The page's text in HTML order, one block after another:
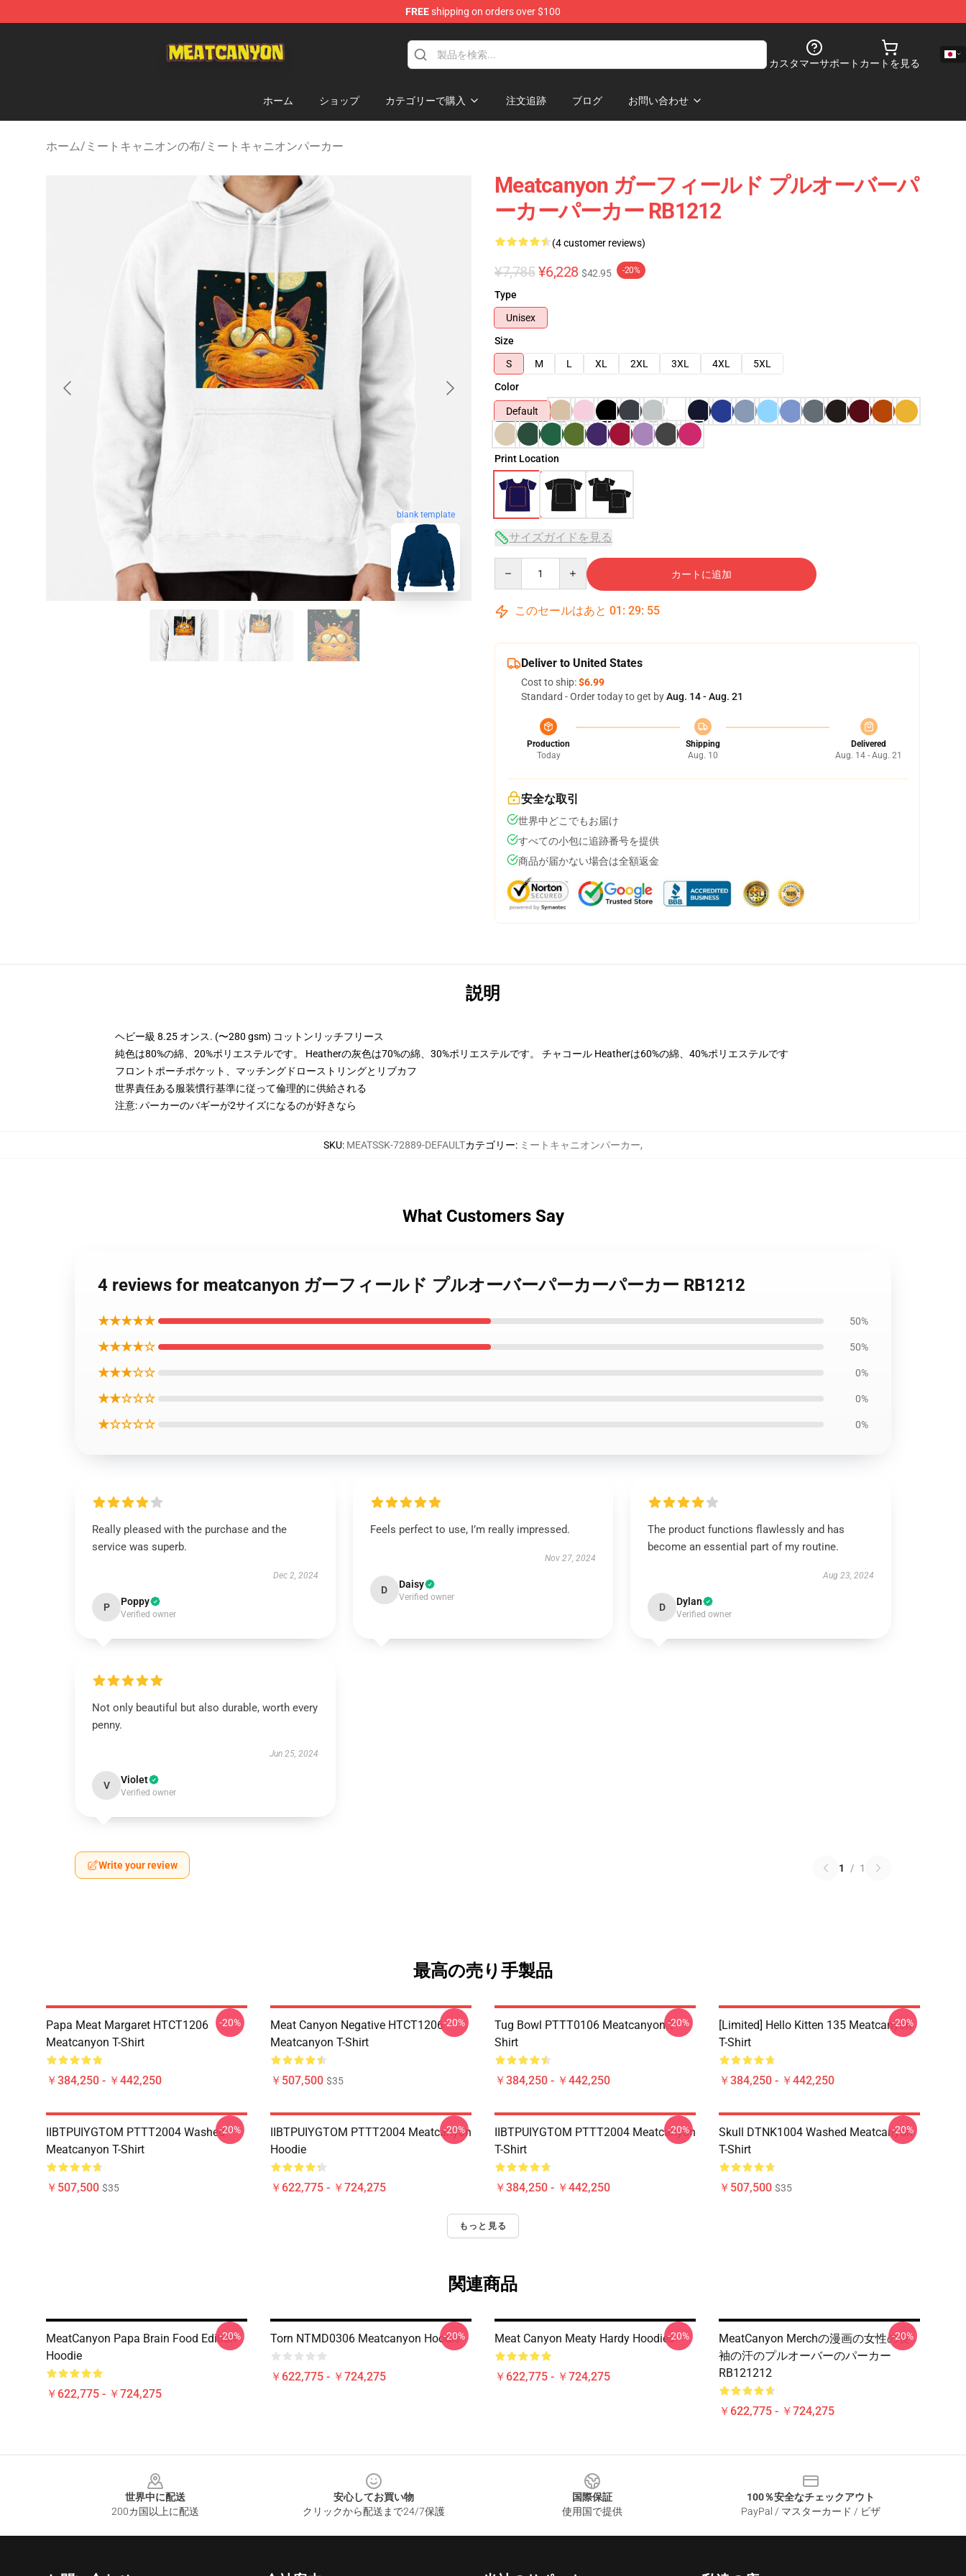
FREEshipping on orders over $100
カスタマーサポート カートを見る
ホーム ショップ カテゴリーで購入 注文追跡 ブログ お問い合わせ
ホーム/ ミートキャニオンの布/ ミートキャニオンパーカー
blank template
Meatcanyon ガーフィールド プルオーバーパ
ーカーパーカー RB1212
(4 customer reviews)
¥7,785 ¥6,228 $42.95 -20%
Type
Unisex
Size
S
M L XL 2XL 3XL 4XL
5XL
Color
Default
Print Location
サイズガイドを見る
カートに追加
このセールはあと 01 : 29: 54
Deliver to United States
Cost to ship:$6.99
Standard - Order today to get byAug. 14 - Aug. 21
Production
Today
Shipping
Aug. 10
Delivered
Aug. 14 - Aug. 21
安全な取引
世界中どこでもお届け
すべての小包に追跡番号を提供
商品が届かない場合は全額返金
説明
ヘビー級 8.25 オンス. (〜280 gsm) コットンリッチフリース
純色は80%の綿、20%ポリエステルです。 Heatherの灰色は70%の綿、30%ポリエステルです。 チャコール Heatherは60%の綿、40%ポリエステルです
フロントポーチポケット、マッチングドローストリングとリブカフ
世界責任ある服装慣行基準に従って倫理的に供給される
注意: パーカーのバギーが2サイズになるのが好きなら
SKU: MEATSSK-72889-DEFAULTカテゴリー: ミートキャニオンパーカー,
What Customers Say
4 reviews for meatcanyon ガーフィールド プルオーバーパーカーパーカー RB1212
★★★★★ 50%
★★★★☆ 50%
★★★☆☆ 0%
★★☆☆☆ 0%
★☆☆☆☆ 0%
Really pleased with the purchase and the
service was superb.
Dec 2, 2024
P Poppy
Verified owner
Feels perfect to use, I’m really impressed.
Nov 27, 2024
D Daisy
Verified owner
The product functions flawlessly and has
become an essential part of my routine.
Aug 23, 2024
D Dylan
Verified owner
Not only beautiful but also durable, worth every
penny.
Jun 25, 2024
V Violet
Verified owner
Write your review 1 / 1
最高の売り手製品
Papa Meat Margaret HTCT1206
Meatcanyon T-Shirt
￥384,250 - ￥442,250
-20%
Meat Canyon Negative HTCT1206
Meatcanyon T-Shirt
￥507,500 $35
-20%
Tug Bowl PTTT0106 Meatcanyon T-
Shirt
￥384,250 - ￥442,250
-20%
[Limited] Hello Kitten 135 Meatcanyon
T-Shirt
￥384,250 - ￥442,250
-20%
IIBTPUIYGTOM PTTT2004 Washed
Meatcanyon T-Shirt
￥507,500 $35
-20%
IIBTPUIYGTOM PTTT2004 Meatcanyon
Hoodie
￥622,775 - ￥724,275
-20%
IIBTPUIYGTOM PTTT2004 Meatcanyon
T-Shirt
￥384,250 - ￥442,250
-20%
Skull DTNK1004 Washed Meatcanyon
T-Shirt
￥507,500 $35
-20%
もっと見る
関連商品
MeatCanyon Papa Brain Food Edition
Hoodie
￥622,775 - ￥724,275
-20% Torn NTMD0306 Meatcanyon Hoodie
￥622,775 - ￥724,275
-20% Meat Canyon Meaty Hardy Hoodies
￥622,775 - ￥724,275
-20%
MeatCanyon Merchの漫画の女性の長
袖の汗のプルオーバーのパーカー
RB121212
￥622,775 - ￥724,275
-20%
世界中に配送
200カ国以上に配送
安心してお買い物
クリックから配送まで24/7保護
国際保証
使用国で提供
100％安全なチェックアウト
PayPal / マスターカード / ビザ